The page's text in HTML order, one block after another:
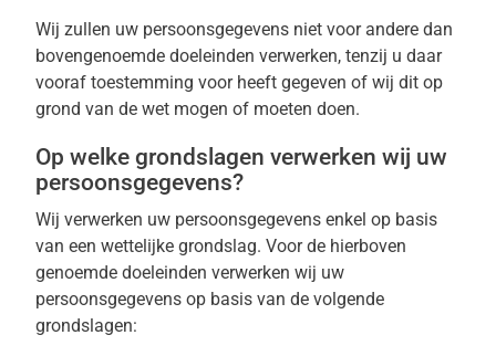
Wij zullen uw persoonsgegevens niet voor andere dan
bovengenoemde doeleinden verwerken, tenzij u daar
vooraf toestemming voor heeft gegeven of wij dit op
grond van de wet mogen of moeten doen.
Op welke grondslagen verwerken wij uw
persoonsgegevens?
Wij verwerken uw persoonsgegevens enkel op basis
van een wettelijke grondslag. Voor de hierboven
genoemde doeleinden verwerken wij uw
persoonsgegevens op basis van de volgende
grondslagen: